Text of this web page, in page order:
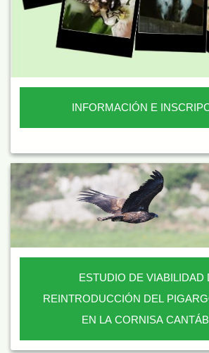
INFORMACIÓN E
ESTUDIO DE VIABILIDAD
REINTRODUCCIÓN DEL
EN LA CORNISA